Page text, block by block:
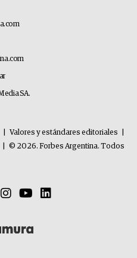
SA.
Valores y estándares editoriales
© 2026. Forbes Argentina. Todos